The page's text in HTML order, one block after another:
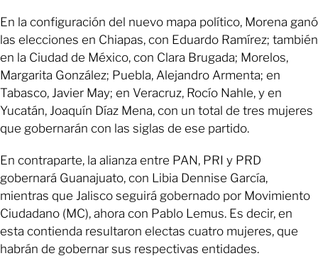
En la configuración del nuevo mapa político, Morena ganó
las elecciones en Chiapas, con Eduardo Ramírez; también
en la Ciudad de México, con Clara Brugada; Morelos,
Margarita González; Puebla, Alejandro Armenta; en
Tabasco, Javier May; en Veracruz, Rocío Nahle, y en
Yucatán, Joaquín Díaz Mena, con un total de tres mujeres
que gobernarán con las siglas de ese partido.
En contraparte, la alianza entre PAN, PRI y PRD
gobernará Guanajuato, con Libia Dennise García,
mientras que Jalisco seguirá gobernado por Movimiento
Ciudadano (MC), ahora con Pablo Lemus. Es decir, en
esta contienda resultaron electas cuatro mujeres, que
habrán de gobernar sus respectivas entidades.